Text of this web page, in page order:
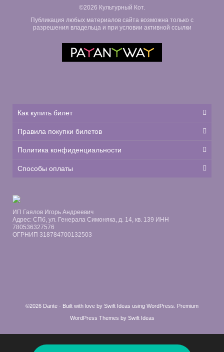
©2026 Культурный Кот.
Публикация любых материалов сайта возможна только с
разрешения владельца и при условии активной ссылки
Как купить билет
Правила покупки билетов
Политика конфиденциальности
Способы оплаты
ИП Гаялов Игорь Андреевич
Адрес: СПб, ул. Генерала Симоняка, д. 14, кв. 139 ИНН
780536327576
ОГРНИП 318784700132503
©2026 Dante · Built with love by Swift Ideas using WordPress
Premium
WordPress Themes by Swift Ideas